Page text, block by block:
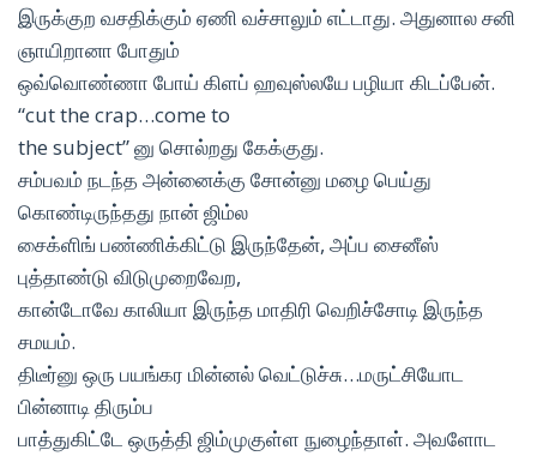
இருக்குற வசதிக்கும் ஏணி வச்சாலும் எட்டாது. அதுனால சனி
ஞாயிறானா போதும்
ஒவ்வொண்ணா போய் கிளப் ஹவுஸ்லயே பழியா கிடப்பேன்.
“cut the crap…come to
the subject” னு சொல்றது கேக்குது.
சம்பவம் நடந்த அன்னைக்கு சோன்னு மழை பெய்து
கொண்டிருந்தது நான் ஜிம்ல
சைக்ளிங் பண்ணிக்கிட்டு இருந்தேன், அப்ப சைனீஸ்
புத்தாண்டு விடுமுறைவேற,
கான்டோவே காலியா இருந்த மாதிரி வெறிச்சோடி இருந்த
சமயம்.
திடீர்னு ஒரு பயங்கர மின்னல் வெட்டுச்சு…மருட்சியோட
பின்னாடி திரும்ப
பாத்துகிட்டே ஒருத்தி ஜிம்முகுள்ள நுழைந்தாள். அவளோட